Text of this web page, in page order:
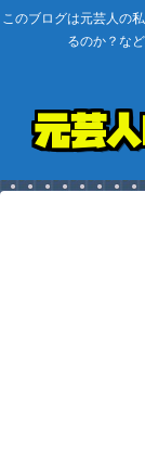
このブログは元芸人の
るのか？な